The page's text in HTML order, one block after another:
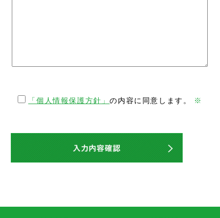
「個人情報保護方針」の内容に同意します。 ※